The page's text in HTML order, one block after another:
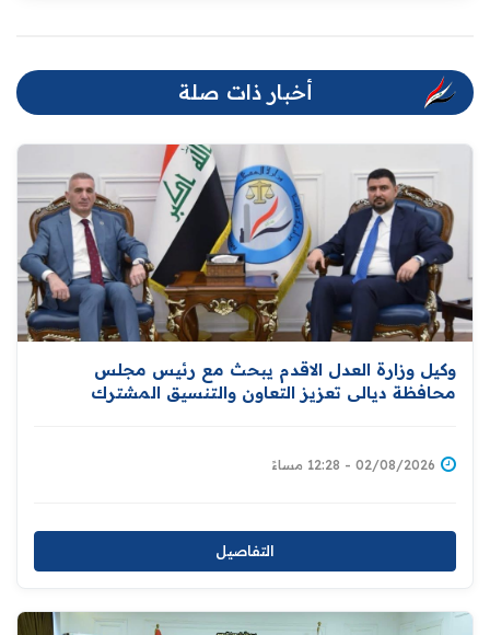
أخبار ذات صلة
وكيل وزارة العدل الاقدم يبحث مع رئيس مجلس
محافظة ديالى تعزيز التعاون والتنسيق المشترك
02/08/2026 - 12:28 مساءً
التفاصيل